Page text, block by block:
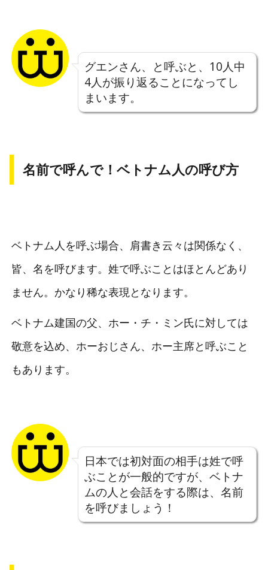
グエンさん、と呼ぶと、10人中
4人が振り返ることになってし
まいます。
名前で呼んで！ベトナム人の呼び方
ベトナム人を呼ぶ場合、肩書き云々は関係なく、
皆、名を呼びます。姓で呼ぶことはほとんどあり
ません。かなり稀な表現となります。
ベトナム建国の父、ホー・チ・ミン氏に対しては
敬意を込め、ホーおじさん、ホー主席と呼ぶこと
もあります。
日本では初対面の相手は姓で呼
ぶことが一般的ですが、ベトナ
ムの人と会話をする際は、名前
を呼びましょう！